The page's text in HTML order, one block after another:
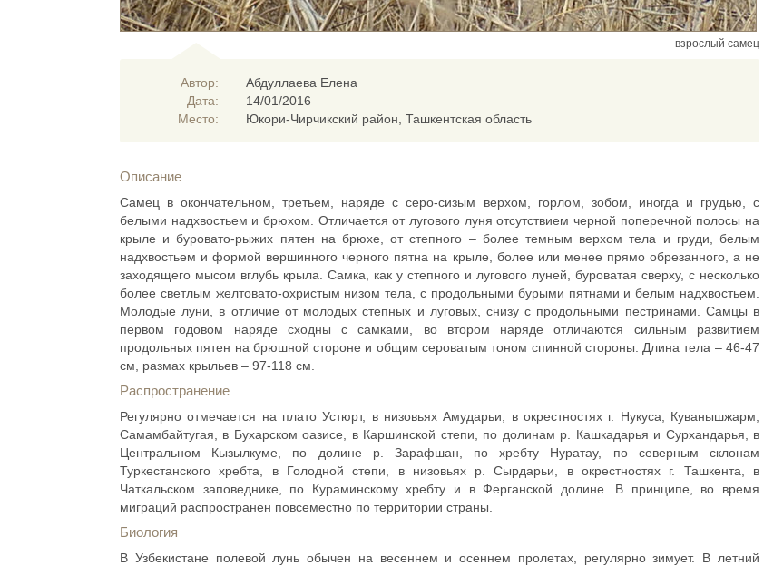
Автор:
Дата:
Место:
Абдуллаева Елена
14/01/2016
Юкори-Чирчикский район, Ташкентская область
взрослый самец
Описание
Самец в окончательном, третьем, наряде с серо-сизым верхом, горлом, зобом, иногда и грудью, с
белыми надхвостьем и брюхом. Отличается от лугового луня отсутствием черной поперечной полосы на
крыле и буровато-рыжих пятен на брюхе, от степного – более темным верхом тела и груди, белым
надхвостьем и формой вершинного черного пятна на крыле, более или менее прямо обрезанного, а не
заходящего мысом вглубь крыла. Самка, как у степного и лугового луней, буроватая сверху, с несколько
более светлым желтовато-охристым низом тела, с продольными бурыми пятнами и белым надхвостьем.
Молодые луни, в отличие от молодых степных и луговых, снизу с продольными пестринами. Самцы в
первом годовом наряде сходны с самками, во втором наряде отличаются сильным развитием
продольных пятен на брюшной стороне и общим сероватым тоном спинной стороны. Длина тела – 46-47
см, размах крыльев – 97-118 см.
Распространение
Регулярно отмечается на плато Устюрт, в низовьях Амударьи, в окрестностях г. Нукуса, Куванышжарм,
Самамбайтугая, в Бухарском оазисе, в Каршинской степи, по долинам р. Кашкадарья и Сурхандарья, в
Центральном Кызылкуме, по долине р. Зарафшан, по хребту Нуратау, по северным склонам
Туркестанского хребта, в Голодной степи, в низовьях р. Сырдарьи, в окрестностях г. Ташкента, в
Чаткальском заповеднике, по Кураминскому хребту и в Ферганской долине. В принципе, во время
миграций распространен повсеместно по территории страны.
Биология
В Узбекистане полевой лунь обычен на весеннем и осеннем пролетах, регулярно зимует. В летний